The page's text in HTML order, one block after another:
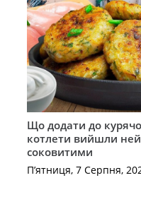
Що додати до
котлети вийшли
соковитими
П’ятниця, 7 Серпня,